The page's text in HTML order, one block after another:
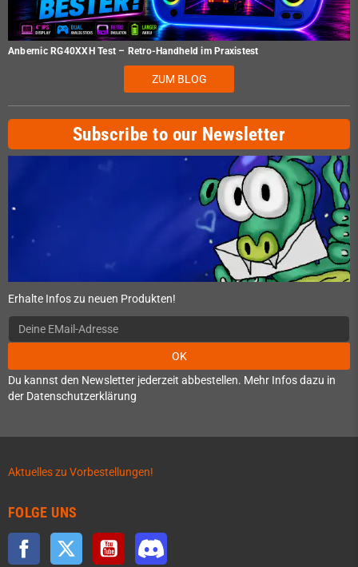
Anbernic RG40XXH Test – Retro-Handheld im Praxistest
ZUM BLOG
Subscribe to our Newsletter
Erhalte Infos zu neuen Produkten!
OK
Du kannst den Newsletter jederzeit abbestellen. Mehr Infos dazu in
der Datenschutzerklärung
Aktuelles zu Vorbestellungen!
FOLGE UNS
Facebook Twitter YouTube